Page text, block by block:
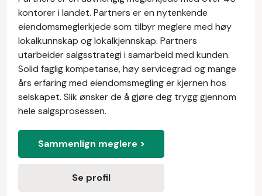
kontorer i landet. Partners er en nytenkende
eiendomsmeglerkjede som tilbyr meglere med høy
lokalkunnskap og lokalkjennskap. Partners
utarbeider salgsstrategi i samarbeid med kunden.
Solid faglig kompetanse, høy servicegrad og mange
års erfaring med eiendomsmegling er kjernen hos
selskapet. Slik ønsker de å gjøre deg trygg gjennom
hele salgsprosessen.
Sammenlign meglere >
Se profil